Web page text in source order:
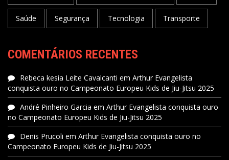
Saúde Segurança Tecnologia Transporte
COMENTÁRIOS RECENTES
Rebeca kesia Leite Cavalcanti em Arthur Evangelista
conquista ouro no Campeonato Europeu Kids de Jiu-Jitsu 2025
André Pinheiro Garcia em Arthur Evangelista conquista ouro
no Campeonato Europeu Kids de Jiu-Jitsu 2025
Denis Prucoli em Arthur Evangelista conquista ouro no
Campeonato Europeu Kids de Jiu-Jitsu 2025